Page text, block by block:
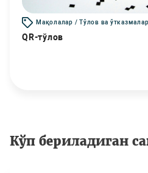
Мақолалар / Тўлов ва ўтказмалар
QR-тўлов
Кўп бериладиган